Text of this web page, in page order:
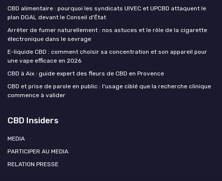
CBD alimentaire : pourquoi les syndicats UIVEC et UPCBD attaquent le
plan DGAL devant le Conseil d'État
Arrêter de fumer naturellement : nos astuces et le rôle de la cigarette
électronique dans le sevrage
E-liquide CBD : comment choisir sa concentration et son appareil pour
une vape efficace en 2026
CBD à Aix : guide expert des fleurs de CBD en Provence
CBD et prise de parole en public : l'usage ciblé que la recherche clinique
commence à valider
CBD Insiders
MEDIA
PARTICIPER AU MEDIA
RELATION PRESSE